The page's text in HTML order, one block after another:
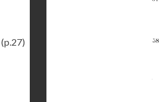
(p.27)